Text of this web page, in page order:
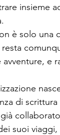
insieme
è solo una
e
di
suoi viaggi,